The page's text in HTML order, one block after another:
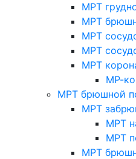
МРТ
МРТ
МРТ
МРТ
МРТ
МР-
МРТ брюшной
МРТ
МРТ
МРТ
МРТ